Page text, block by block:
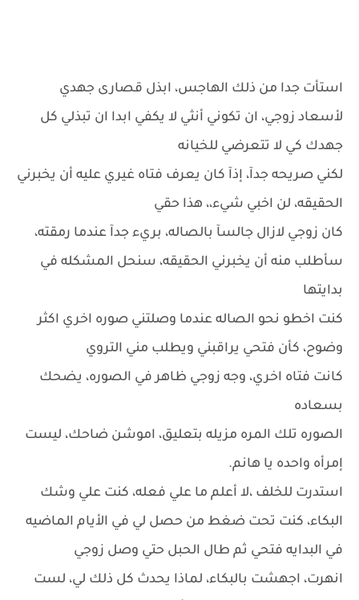
استأت جدا من ذلك الهاجس، ابذل قصارى جهدي
لأسعاد زوجي، ان تكوني أنثي لا يكفي ابدا ان تبذلي كل
جهدك كي لا تتعرضي للخيانه
لكني صريحه جدآ، إذآ كان يعرف فتاه غيري عليه أن يخبرني
الحقيقه، لن اخبي شيء،، هذا حقي
كان زوجي لازال جالسآ بالصاله، بريء جدآ عندما رمقته،
سأطلب منه أن يخبرني الحقيقه، سنحل المشكله في
بدايتها
كنت اخطو نحو الصاله عندما وصلتني صوره اخري اكثر
وضوح، كأن فتحي يراقبني ويطلب مني التروي
كانت فتاه اخري، وجه زوجي ظاهر في الصوره، يضحك
بسعاده
الصوره تلك المره مزيله بتعليق، اموشن ضاحك، ليست
إمرأه واحده يا هانم.
استدرت للخلف ،لا أعلم ما علي فعله، كنت علي وشك
البكاء، كنت تحت ضغط من حصل لي في الأيام الماضيه
في البدايه فتحي ثم طال الحبل حتي وصل زوجي
انهرت، اجهشت بالبكاء، لماذا يحدث كل ذلك لي، لست